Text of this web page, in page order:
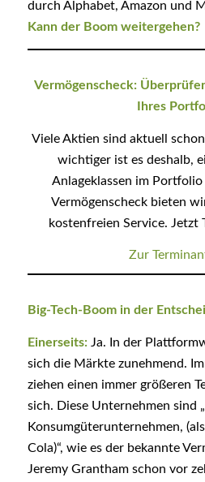
durch Alphabet, Amazon und
Kann der Boom weitergehen?
Vermögenscheck:
Ihres
Viele Aktien sind aktuell
wichtiger ist es deshalb,
Anlageklassen im
Vermögenscheck bieten
kostenfreien Service. Jetzt
Zur
Big-Tech-Boom in der
Einerseits:Ja. In der
sich die Märkte zunehmend.
ziehen einen immer größeren
sich. Diese Unternehmen sind
Konsumgüterunternehmen,
Cola)“, wie es der bekannte
Jeremy Grantham schon vor